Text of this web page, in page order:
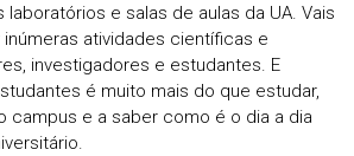
laboratórios e salas de aulas da UA. Vais
atividades científicas e
investigadores e estudantes. E
é muito mais do que estudar,
campus e a saber como é o dia a dia